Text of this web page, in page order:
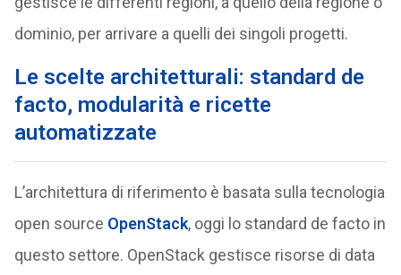
dominio, per arrivare a quelli dei singoli progetti.
Le scelte architetturali: standard de
facto, modularità e ricette
automatizzate
L’architettura di riferimento è basata sulla tecnologia
open source OpenStack, oggi lo standard de facto in
questo settore. OpenStack gestisce risorse di data